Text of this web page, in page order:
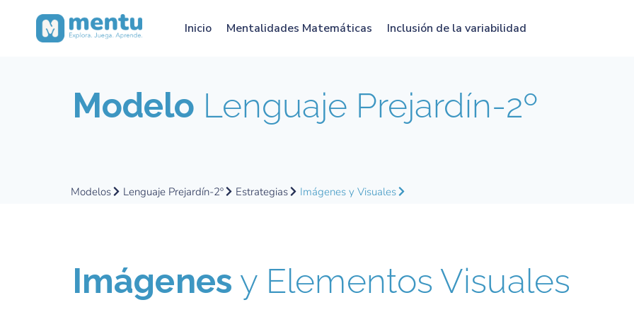
Inicio Mentalidades Matemáticas Inclusión de la variabilidad
Modelo Lenguaje Prejardín-2º
Modelos Lenguaje Prejardín-2º Estrategias Imágenes y Visuales
Imágenes y Elementos Visuales